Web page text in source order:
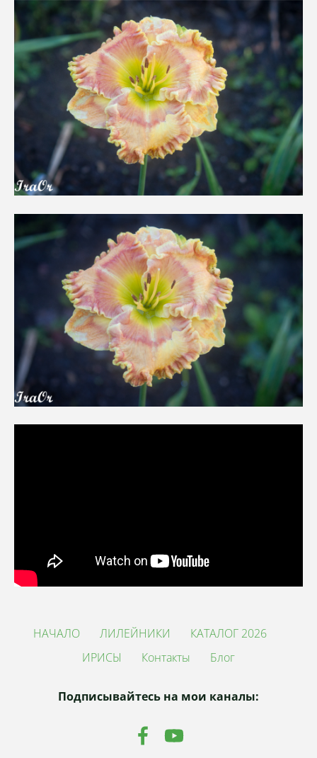
НАЧАЛО ЛИЛЕЙНИКИ
КАТАЛОГ 2026
ИРИСЫ
Контакты Блог
Подписывайтесь на мои каналы: